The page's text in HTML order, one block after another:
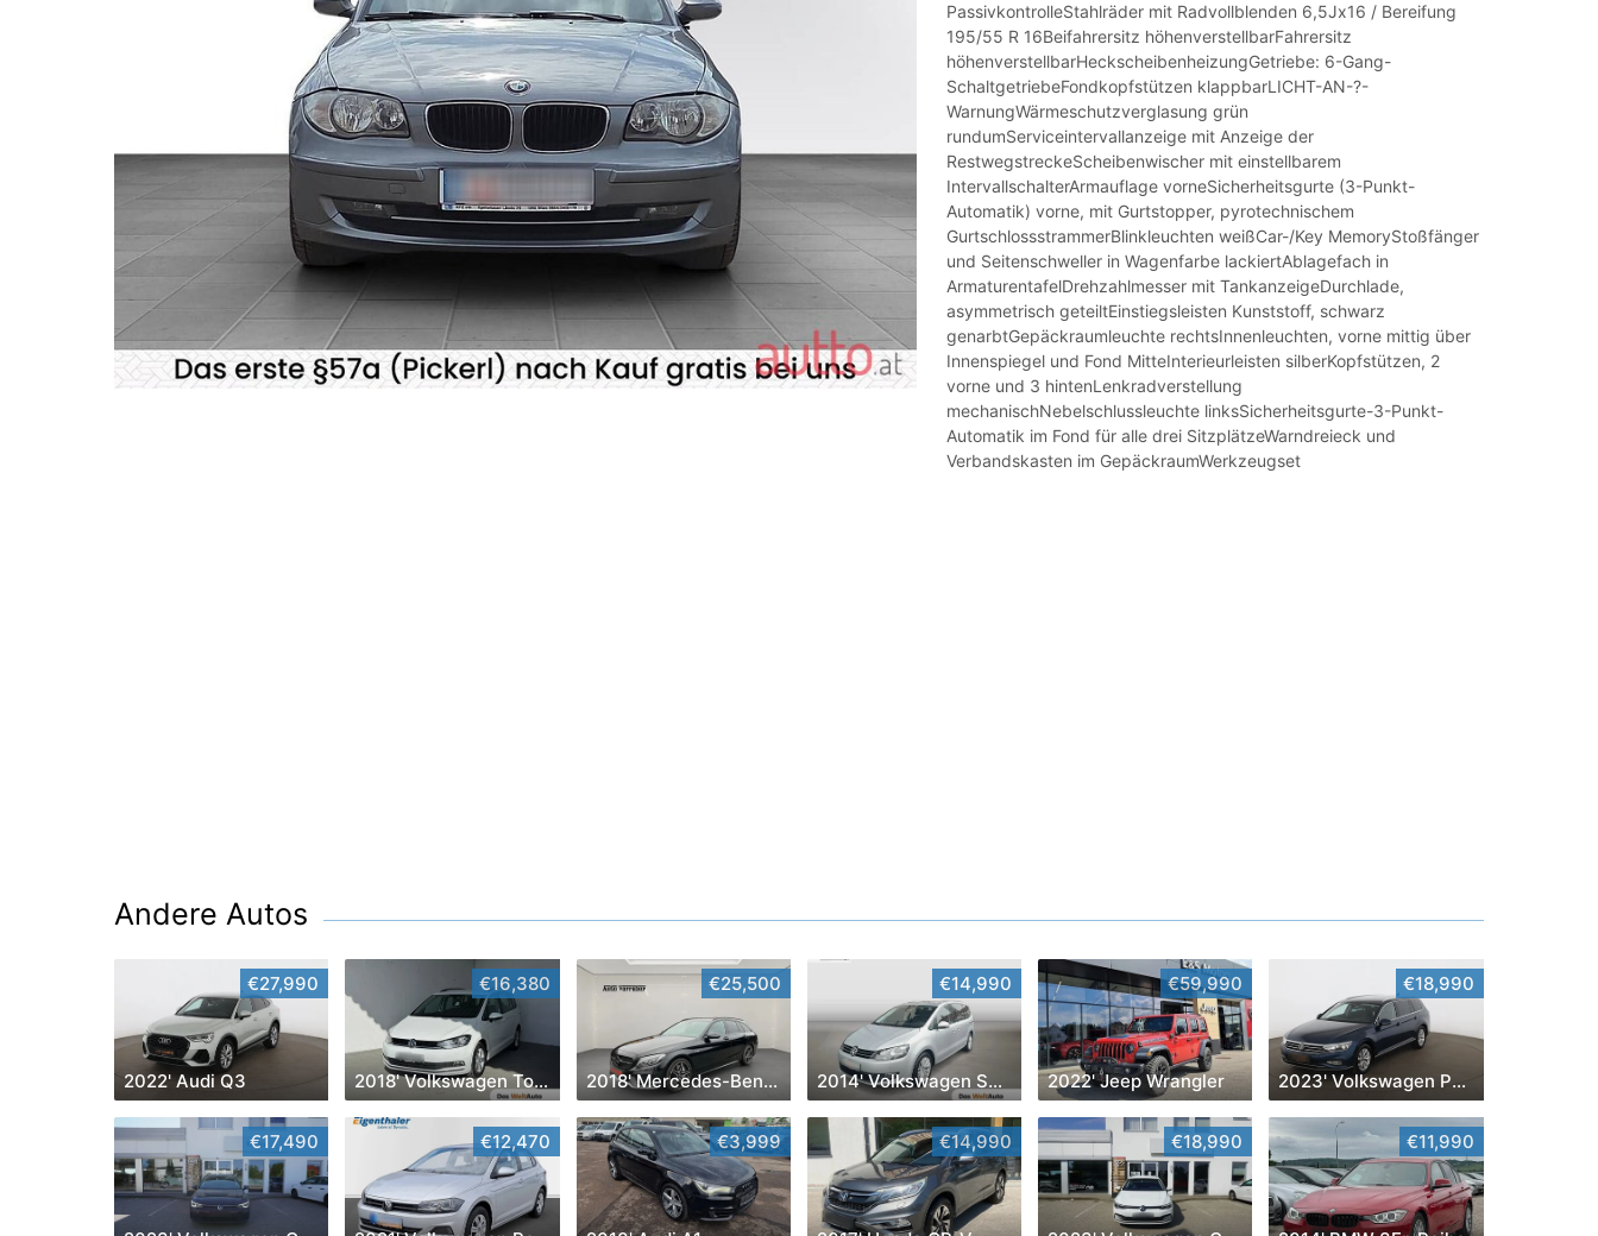
PassivkontrolleStahlräder mit Radvollblenden 6,5Jx16 / Bereifung
195/55 R 16Beifahrersitz höhenverstellbarFahrersitz
höhenverstellbarHeckscheibenheizungGetriebe: 6-Gang-
SchaltgetriebeFondkopfstützen klappbarLICHT-AN-?-
WarnungWärmeschutzverglasung grün
rundumServiceintervallanzeige mit Anzeige der
RestwegstreckeScheibenwischer mit einstellbarem
IntervallschalterArmauflage vorneSicherheitsgurte (3-Punkt-
Automatik) vorne, mit Gurtstopper, pyrotechnischem
GurtschlossstrammerBlinkleuchten weißCar-/Key MemoryStoßfänger
und Seitenschweller in Wagenfarbe lackiertAblagefach in
ArmaturentafelDrehzahlmesser mit TankanzeigeDurchlade,
asymmetrisch geteiltEinstiegsleisten Kunststoff, schwarz
genarbtGepäckraumleuchte rechtsInnenleuchten, vorne mittig über
Innenspiegel und Fond MitteInterieurleisten silberKopfstützen, 2
vorne und 3 hintenLenkradverstellung
mechanischNebelschlussleuchte linksSicherheitsgurte-3-Punkt-
Automatik im Fond für alle drei SitzplätzeWarndreieck und
Verbandskasten im GepäckraumWerkzeugset
Andere Autos
€27,990
2022' Audi Q3
€16,380
2018' Volkswagen Touran
€25,500
2018' Mercedes-Benz C-Klasse
€14,990
2014' Volkswagen Sharan
€59,990
2022' Jeep Wrangler
€18,990
2023' Volkswagen Passat
€17,490 €12,470 €3,999 €14,990 €18,990 €11,990